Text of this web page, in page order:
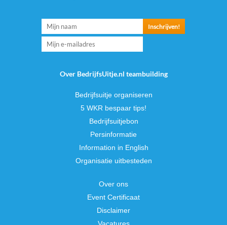
Over BedrijfsUitje.nl teambuilding
Bedrijfsuitje organiseren
5 WKR bespaar tips!
Bedrijfsuitjebon
Persinformatie
Information in English
Organisatie uitbesteden
Over ons
Event Certificaat
Disclaimer